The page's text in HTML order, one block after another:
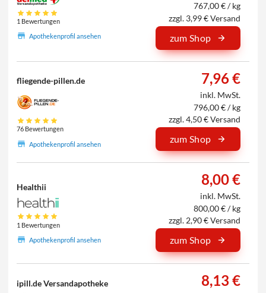
1 Bewertungen
Apothekenprofil ansehen
767,00 € / kg
zzgl. 3,99 € Versand
zum Shop
fliegende-pillen.de
76 Bewertungen
Apothekenprofil ansehen
7,96 €
inkl. MwSt.
796,00 € / kg
zzgl. 4,50 € Versand
zum Shop
Healthii
1 Bewertungen
Apothekenprofil ansehen
8,00 €
inkl. MwSt.
800,00 € / kg
zzgl. 2,90 € Versand
zum Shop
ipill.de Versandapotheke 8,13 €